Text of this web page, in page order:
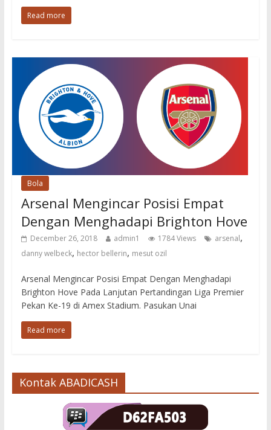
Read more
Bola
Arsenal Mengincar Posisi Empat
Dengan Menghadapi Brighton Hove
December 26, 2018 admin1 1784 Views arsenal,
danny welbeck, hector bellerin, mesut ozil
Arsenal Mengincar Posisi Empat Dengan Menghadapi
Brighton Hove Pada Lanjutan Pertandingan Liga Premier
Pekan Ke-19 di Amex Stadium. Pasukan Unai
Read more
Kontak ABADICASH